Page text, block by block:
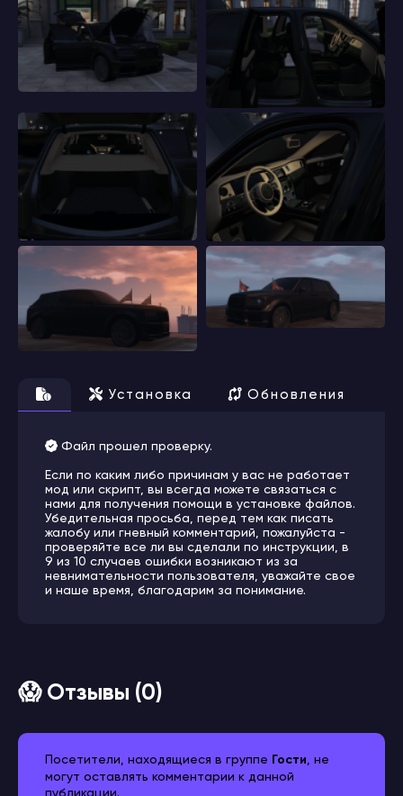
Установка Обновления
Файл прошел проверку.
Если по каким либо причинам у вас не работает
мод или скрипт, вы всегда можете связаться с
нами для получения помощи в установке файлов.
Убедительная просьба, перед тем как писать
жалобу или гневный комментарий, пожалуйста -
проверяйте все ли вы сделали по инструкции, в
9 из 10 случаев ошибки возникают из за
невнимательности пользователя, уважайте свое
и наше время, благодарим за понимание.
😱 Отзывы (0)
Посетители, находящиеся в группе Гости , не
могут оставлять комментарии к данной
публикации.